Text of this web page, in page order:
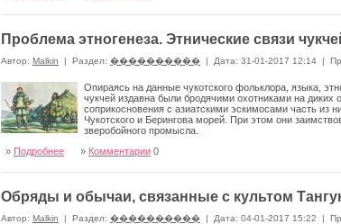
Проблема этногенеза. Этнические связи
Автор: Malkin | Раздел: ���������� | Дата: 31-01-2017 12:14 |
Опираясь на данные чукотского фольклора, языка,
чукчей издавна были бродячими охотниками на диких
соприкосновения с азиатскими эскимосами часть из
Чукотского и Берингова морей. При этом они
зверобойного промысла.
» Подробнее » Комментарии 0
Обряды и обычаи, связанные с культом
Автор: Malkin | Раздел: ���������� | Дата: 04-01-2017 15:22 |